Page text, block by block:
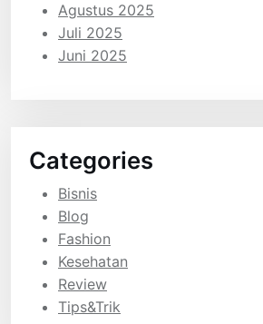
Agustus 2025
Juli 2025
Juni 2025
Categories
Bisnis
Blog
Fashion
Kesehatan
Review
Tips&Trik